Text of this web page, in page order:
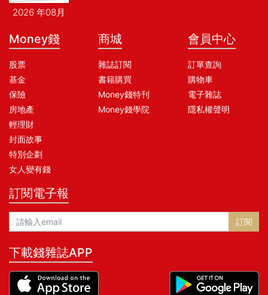
2026 年08月
Money錢
股票
基金
保險
房地產
輕理財
封面故事
特別企劃
女人變有錢
商城
雜誌訂閱
書籍購買
Money錢特刊
Money錢學院
會員中心
訂單查詢
購物車
電子雜誌
隱私權聲明
訂閱電子報
訂閱
下載錢雜誌APP